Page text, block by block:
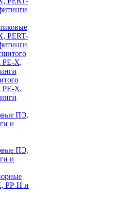
PERT-
PE-X,
ПЭ,
и